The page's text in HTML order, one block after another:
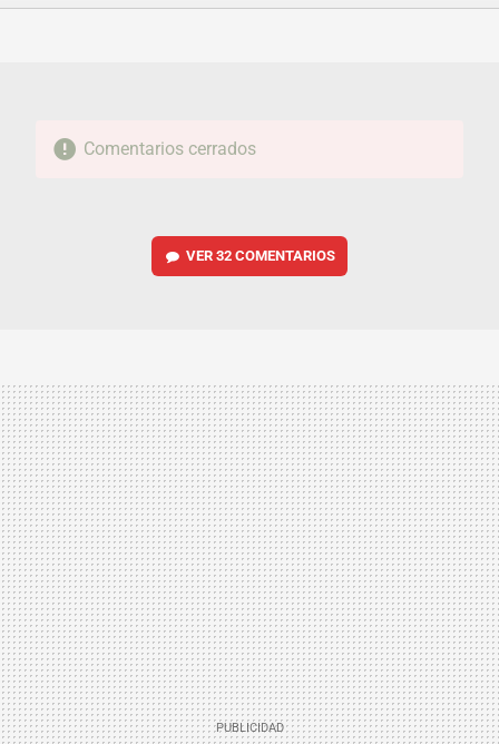
FACEBOOKTWITTERFLIPBOARD
E-
WHATSAPP
Comentarios cerrados
VER 32 COMENTARIOS